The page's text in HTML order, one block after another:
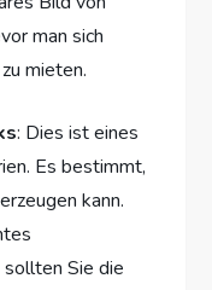
man sich
mieten.
: Dies ist eines
Es bestimmt,
kann.
Sie die